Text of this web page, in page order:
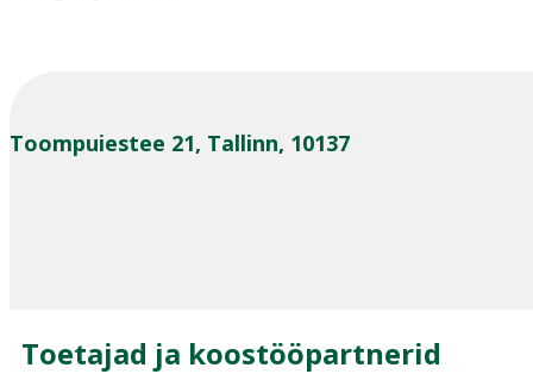
Toompuiestee 21, Tallinn, 10137
Toetajad ja koostööpartnerid